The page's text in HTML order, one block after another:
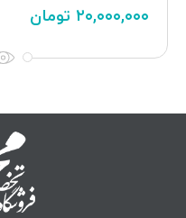
۲۰,۰۰۰,۰۰۰ تومان